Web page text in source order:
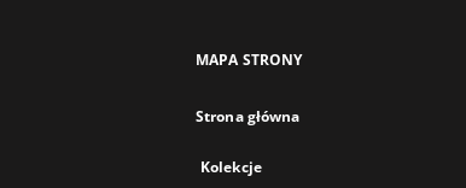
MAPA STRONY
Strona główna
Kolekcje